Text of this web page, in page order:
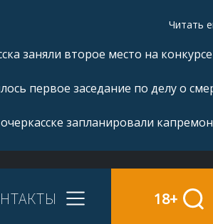
Читать
заняли второе место на
первое заседание по делу о
запланировали
18+